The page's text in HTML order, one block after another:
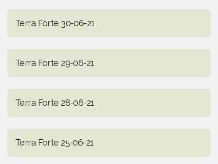
Terra Forte 30-06-21
Terra Forte 29-06-21
Terra Forte 28-06-21
Terra Forte 25-06-21